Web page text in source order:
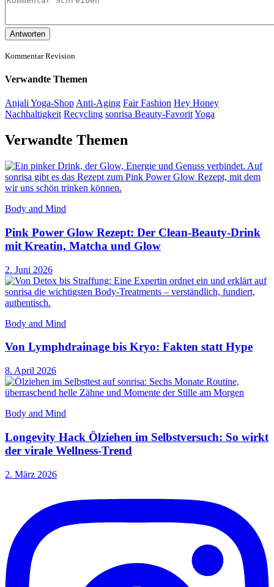
Antworten
Kommentar Revision
Verwandte Themen
Anjali Yoga-Shop Anti-Aging Fair Fashion Hey Honey
Nachhaltigkeit Recycling sonrisa Beauty-FavoritYoga
Verwandte Themen
Body and Mind
Pink Power Glow Rezept: Der Clean-Beauty-Drink
mit Kreatin, Matcha und Glow
2. Juni 2026
Body and Mind
Von Lymphdrainage bis Kryo: Fakten statt Hype
8. April 2026
Body and Mind
Longevity Hack Ölziehen im Selbstversuch: So wirkt
der virale Wellness-Trend
2. März 2026